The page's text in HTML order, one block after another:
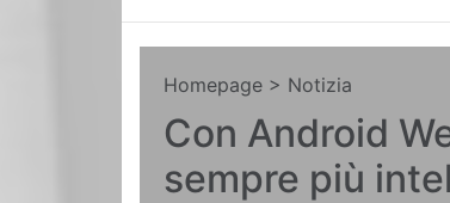
Homepage > Notizia
Con Android
sempre più